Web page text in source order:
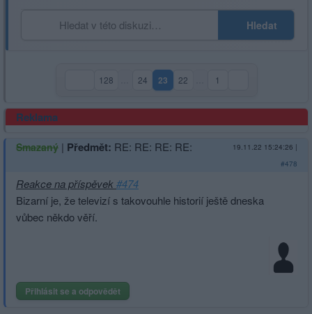
Hledat
128 24 23(aktuální strana)
22 1
Reklama
Smazaný | Předmět: RE: RE: RE: RE: 19.11.22 15:24:26 |
#478
Reakce na příspěvek#474
Bizarní je, že televizí s takovouhle historií ještě dneska
vůbec někdo věří.
Přihlásit se a odpovědět